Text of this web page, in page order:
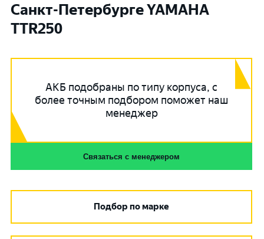
Санкт-Петербурге YAMAHA
TTR250
АКБ подобраны по типу корпуса, с
более точным подбором поможет наш
менеджер
Связаться с менеджером
Подбор по марке